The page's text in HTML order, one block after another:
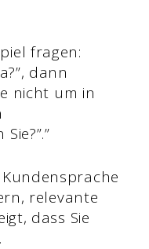
fragen:
dann
nicht um in
relevante
dass Sie